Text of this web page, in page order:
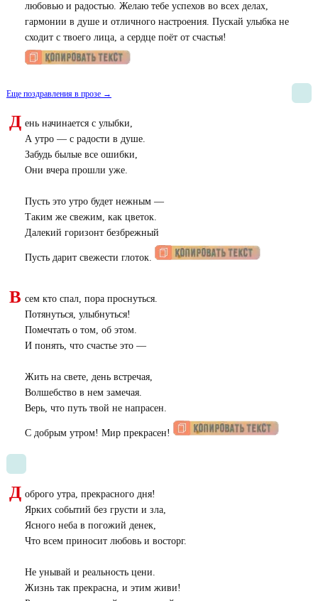
любовью и радостью. Желаю тебе успехов во всех делах,
гармонии в душе и отличного настроения. Пускай улыбка не
сходит с твоего лица, а сердце поёт от счастья!
Еще поздравления в прозе →
Д ень начинается с улыбки,
А утро — с радости в душе.
Забудь былые все ошибки,
Они вчера прошли уже.
Пусть это утро будет нежным —
Таким же свежим, как цветок.
Далекий горизонт безбрежный
Пусть дарит свежести глоток.
В сем кто спал, пора проснуться.
Потянуться, улыбнуться!
Помечтать о том, об этом.
И понять, что счастье это —
Жить на свете, день встречая,
Волшебство в нем замечая.
Верь, что путь твой не напрасен.
С добрым утром! Мир прекрасен!
Д оброго утра, прекрасного дня!
Ярких событий без грусти и зла,
Ясного неба в погожий денек,
Что всем приносит любовь и восторг.
Не унывай и реальность цени.
Жизнь так прекрасна, и этим живи!